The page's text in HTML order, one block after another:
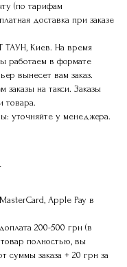
(по тарифам
доставка при заказе
Киев. На время
работаем в формате
вынесет вам заказ.
заказы на такси. Заказы
товара.
уточняйте у менеджера.
Apple Pay в
200-500 грн (в
полностью, вы
суммы заказа + 20 грн за